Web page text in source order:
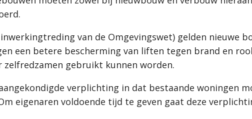
van de Omgevingswet) gelden nieuwe
een betere bescherming van liften tegen brand en
gebruikt kunnen worden.
verplichting in dat bestaande woningen
eigenaren voldoende tijd te geven gaat deze